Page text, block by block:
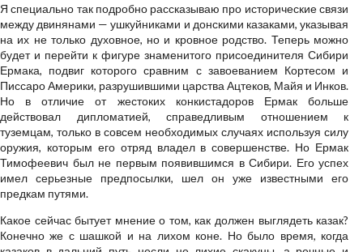
Я специально так подробно рассказываю про исторические связи
между двинянами — ушкуйниками и донскими казаками, указывая
на их не только духовное, но и кровное родство. Теперь можно
будет и перейти к фигуре знаменитого присоединителя Сибири
Ермака, подвиг которого сравним с завоеванием Кортесом и
Писсаро Америки, разрушившими царства Ацтеков, Майя и Инков.
Но в отличие от жестоких конкистадоров Ермак больше
действовал дипломатией, справедливым отношением к
туземцам, только в совсем необходимых случаях используя силу
оружия, которым его отряд владел в совершенстве. Но Ермак
Тимофеевич был не первым появившимся в Сибири. Его успех
имел серьезные предпосылки, шел он уже известными его
предкам путями.
Какое сейчас бытует мнение о том, как должен выглядеть казак?
Конечно же с шашкой и на лихом коне. Но было время, когда